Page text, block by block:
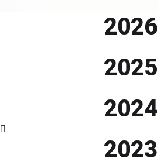
2026
2025
2024
2023